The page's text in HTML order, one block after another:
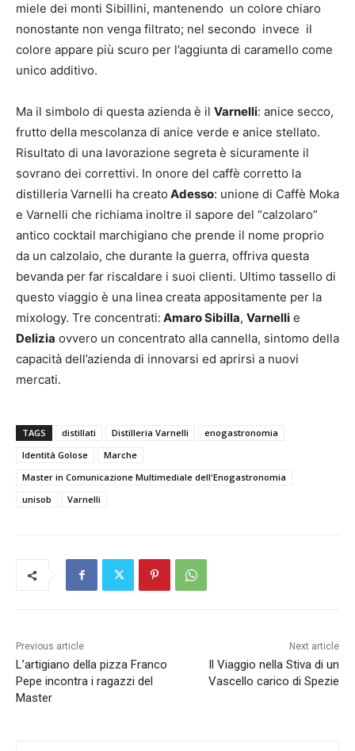
miele dei monti Sibillini, mantenendo un colore chiaro
nonostante non venga filtrato; nel secondo invece il
colore appare più scuro per l’aggiunta di caramello come
unico additivo.
Ma il simbolo di questa azienda è il Varnelli: anice secco,
frutto della mescolanza di anice verde e anice stellato.
Risultato di una lavorazione segreta è sicuramente il
sovrano dei correttivi. In onore del caffè corretto la
distilleria Varnelli ha creato Adesso: unione di Caffè Moka
e Varnelli che richiama inoltre il sapore del “calzolaro”
antico cocktail marchigiano che prende il nome proprio
da un calzolaio, che durante la guerra, offriva questa
bevanda per far riscaldare i suoi clienti. Ultimo tassello di
questo viaggio è una linea creata appositamente per la
mixology. Tre concentrati: Amaro Sibilla, Varnelli e
Delizia ovvero un concentrato alla cannella, sintomo della
capacità dell’azienda di innovarsi ed aprirsi a nuovi
mercati.
TAGS distillati Distilleria Varnelli
enogastronomia
Identità Golose
Marche
Master in Comunicazione Multimediale dell'Enogastronomia
unisob
Varnelli
Previous article
L’artigiano della pizza Franco
Pepe incontra i ragazzi del
Master
Next article
Il Viaggio nella Stiva di un
Vascello carico di Spezie